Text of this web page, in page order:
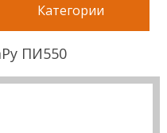
Категории
ПИ550